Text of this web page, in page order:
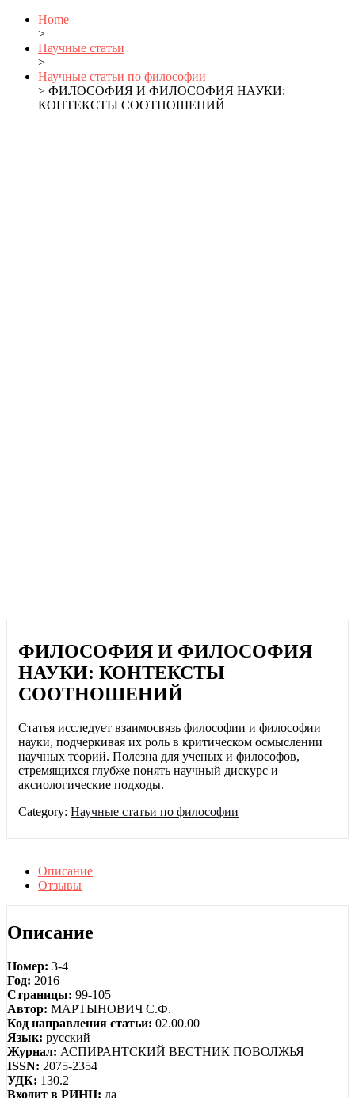
Home
>
Научные статьи
>
Научные статьи по философии
> ФИЛОСОФИЯ И ФИЛОСОФИЯ НАУКИ:
КОНТЕКСТЫ СООТНОШЕНИЙ
ФИЛОСОФИЯ И ФИЛОСОФИЯ
НАУКИ: КОНТЕКСТЫ
СООТНОШЕНИЙ
Статья исследует взаимосвязь философии и философии
науки, подчеркивая их роль в критическом осмыслении
научных теорий. Полезна для ученых и философов,
стремящихся глубже понять научный дискурс и
аксиологические подходы.
Category:Научные статьи по философии
Описание
Отзывы
Описание
Номер: 3-4
Год: 2016
Страницы: 99-105
Автор: МАРТЫНОВИЧ С.Ф.
Код направления статьи: 02.00.00
Язык: русский
Журнал: АСПИРАНТСКИЙ ВЕСТНИК ПОВОЛЖЬЯ
ISSN: 2075-2354
УДК: 130.2
Входит в РИНЦ: да